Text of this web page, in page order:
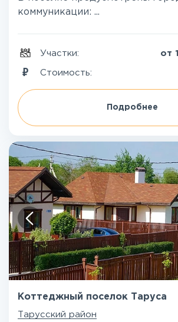
коммуникации: ...
Участки: от
Стоимость:
Подробнее
Коттеджный поселок Таруса
Тарусский район